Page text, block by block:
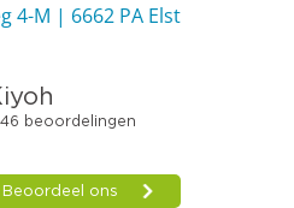
4-M | 6662 PA Elst